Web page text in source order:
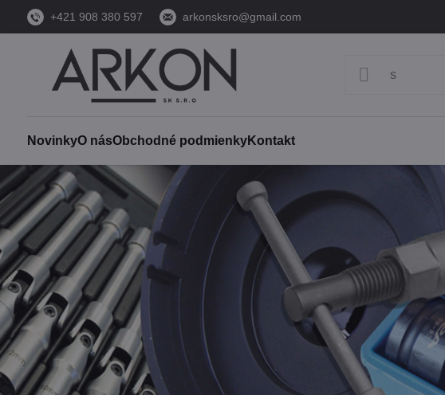
+421 908 380 597 arkonsksro@gmail.com
NovinkyO násObchodné podmienkyKontakt